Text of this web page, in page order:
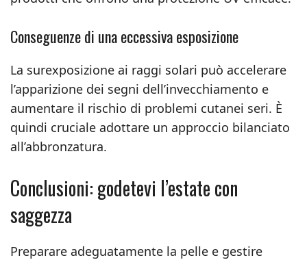
Conseguenze di una eccessiva esposizione
La surexposizione ai raggi solari può accelerare
l’apparizione dei segni dell’invecchiamento e
aumentare il rischio di problemi cutanei seri. È
quindi cruciale adottare un approccio bilanciato
all’abbronzatura.
Conclusioni: godetevi l’estate con
saggezza
Preparare adeguatamente la pelle e gestire